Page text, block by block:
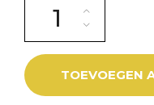
TOEVOEGEN